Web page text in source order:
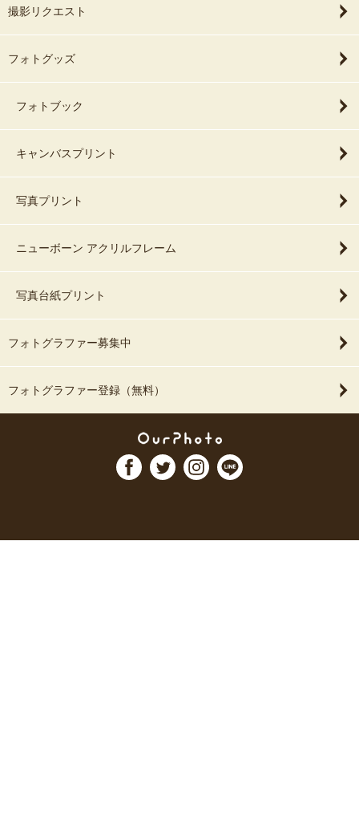
撮影リクエスト
フォトグッズ
フォトブック
キャンバスプリント
写真プリント
ニューボーン アクリルフレーム
写真台紙プリント
フォトグラファー募集中
フォトグラファー登録（無料）